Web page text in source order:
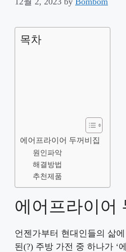
목차
에어프라이어 두꺼비집
원인파악
해결방법
추천제품
에어프라이어
언젠가부터 현대인들의 삶
된(?) 주방 가전 중 하나가 ‘